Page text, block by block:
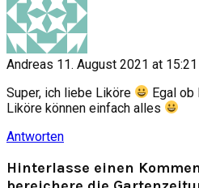
Andreas 11. August 2021 at 15:21
Super, ich liebe Liköre
Egal ob
Liköre können einfach alles
Antworten
Hinterlasse einen